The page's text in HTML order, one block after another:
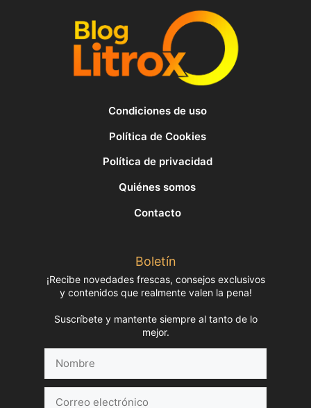
Condiciones de uso
Política de Cookies
Política de privacidad
Quiénes somos
Contacto
Boletín
¡Recibe novedades frescas, consejos exclusivos
y contenidos que realmente valen la pena!
Suscríbete y mantente siempre al tanto de lo
mejor.